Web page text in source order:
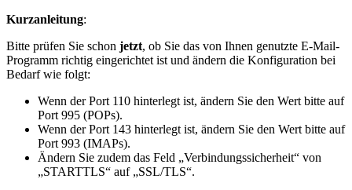
Kurzanleitung:
Bitte prüfen Sie schon jetzt, ob Sie das von Ihnen genutzte E-Mail-
Programm richtig eingerichtet ist und ändern die Konfiguration bei
Bedarf wie folgt:
Wenn der Port 110 hinterlegt ist, ändern Sie den Wert bitte auf
Port 995 (POPs).
Wenn der Port 143 hinterlegt ist, ändern Sie den Wert bitte auf
Port 993 (IMAPs).
Ändern Sie zudem das Feld „Verbindungssicherheit“ von
„STARTTLS“ auf „SSL/TLS“.